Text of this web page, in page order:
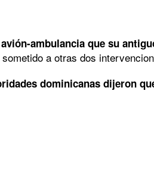
ambulancia que su
a otras dos
dominicanas dijeron